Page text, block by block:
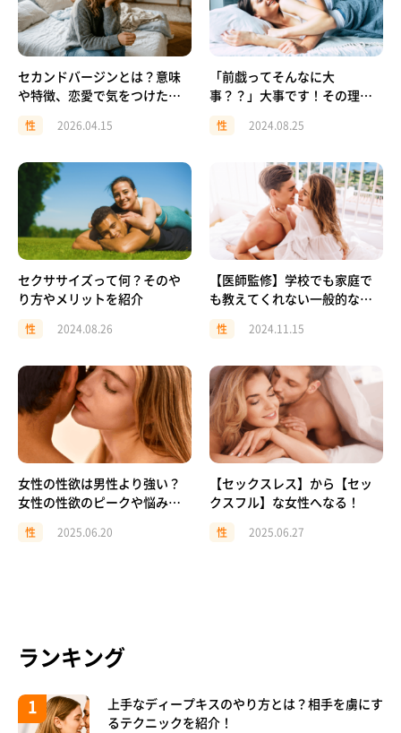
セカンドバージンとは？意味
や特徴、恋愛で気をつけたい
性 2026.04.15
「前戯ってそんなに大
事？？」大事です！その理由
性 2024.08.25
セクササイズって何？そのや
り方やメリットを紹介
性 2024.08.26
【医師監修】学校でも家庭で
も教えてくれない一般的な
は？
性 2024.11.15
女性の性欲は男性より強い？
女性の性欲のピークや悩みを
性 2025.06.20
【セックスレス】から【セッ
クスフル】な女性へなる！
性 2025.06.27
ランキング
上手なディープキスのやり方とは？相手を虜にす
るテクニックを紹介！